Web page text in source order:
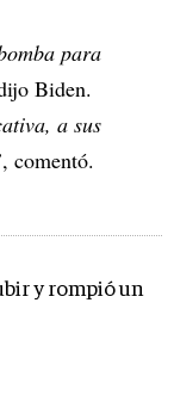
para
Biden.
a sus
, comentó.
y rompió un